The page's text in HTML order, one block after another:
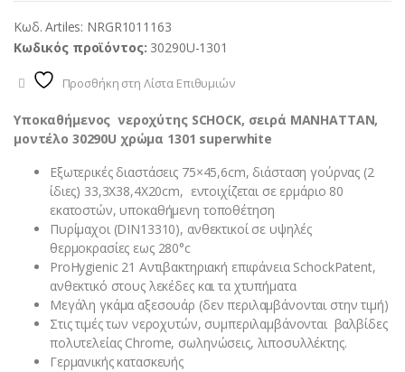
Κωδ. Artiles: NRGR1011163
Κωδικός προϊόντος: 30290U-1301
Προσθήκη στη Λίστα Επιθυμιών
Υποκαθήμενος νεροχύτης SCHOCK, σειρά MANHATTAN,
μοντέλο 30290U χρώμα 1301 superwhite
Eξωτερικές διαστάσεις 75×45,6cm, διάσταση γούρνας (2
ίδιες) 33,3Χ38,4Χ20cm, εντοιχίζεται σε ερμάριο 80
εκατοστών, υποκαθήμενη τοποθέτηση
Πυρίμαχοι (DIN13310), ανθεκτικοί σε υψηλές
θερμοκρασίες εως 280°c
ProHygienic 21 Αντιβακτηριακή επιφάνεια SchockPatent,
ανθεκτικό στους λεκέδες και τα χτυπήματα
Μεγάλη γκάμα αξεσουάρ (δεν περιλαμβάνονται στην τιμή)
Στις τιμές των νεροχυτών, συμπεριλαμβάνονται βαλβίδες
πολυτελείας Chrome, σωληνώσεις, λιποσυλλέκτης.
Γερμανικής κατασκευής